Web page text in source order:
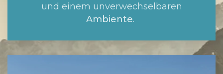
und einem unverwechselbaren
Ambiente.